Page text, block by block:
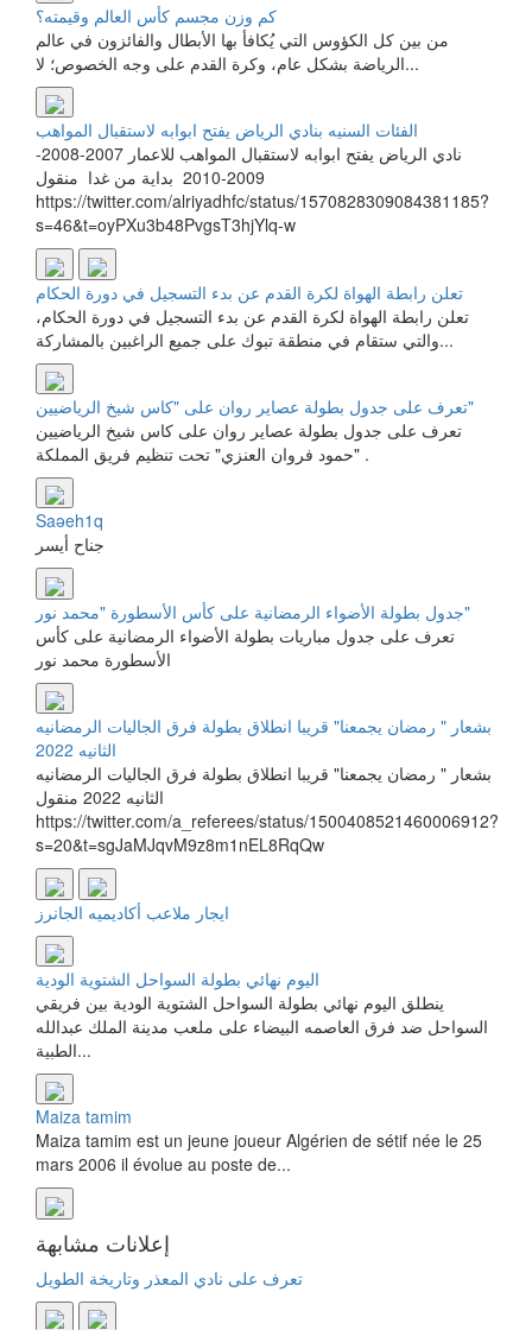
كم وزن مجسم كأس العالم وقيمته؟
من بين كل الكؤوس التي يُكافأ بها الأبطال والفائزون في عالم
الرياضة بشكل عام، وكرة القدم على وجه الخصوص؛ لا...
الفئات السنيه بنادي الرياض يفتح ابوابه لاستقبال المواهب
نادي الرياض يفتح ابوابه لاستقبال المواهب للاعمار 2007-2008-
2009-2010 بداية من غدا منقول
https://twitter.com/alriyadhfc/status/1570828309084381185?
s=46&t=oyPXu3b48PvgsT3hjYlq-w
تعلن رابطة الهواة لكرة القدم عن بدء التسجيل في دورة الحكام
تعلن رابطة الهواة لكرة القدم عن بدء التسجيل في دورة الحكام،
والتي ستقام في منطقة تبوك على جميع الراغبين بالمشاركة...
تعرف على جدول بطولة عصاير روان على "كاس شيخ الرياضيين"
تعرف على جدول بطولة عصاير روان على كاس شيخ الرياضيين
"حمود فروان العنزي" تحت تنظيم فريق المملكة .
Saəeh1q
جناح أيسر
جدول بطولة الأضواء الرمضانية على كأس الأسطورة "محمد نور"
تعرف على جدول مباريات بطولة الأضواء الرمضانية على كأس
بشعار " رمضان يجمعنا" قريبا انطلاق بطولة فرق الجاليات الرمضانيه
الثانيه 2022
بشعار " رمضان يجمعنا" قريبا انطلاق بطولة فرق الجاليات الرمضانيه
الثانيه 2022 منقول
https://twitter.com/a_referees/status/1500408521460006912?
s=20&t=sgJaMJqvM9z8m1nEL8RqQw
ايجار ملاعب أكاديميه الجانرز
اليوم نهائي بطولة السواحل الشتوية الودية
ينطلق اليوم نهائي بطولة السواحل الشتوية الودية بين فريقي
السواحل ضد فرق العاصمه البيضاء على ملعب مدينة الملك عبدالله
الطبية...
Maiza tamim
Maiza tamim est un jeune joueur Algérien de sétif née le 25
mars 2006 il évolue au poste de...
إعلانات مشابهة
تعرف على نادي المعذر وتاريخة الطويل